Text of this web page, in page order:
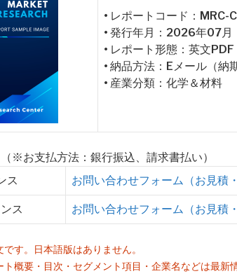
• レポートコード：
• 発行年月：2026年07月
• レポート形態：英文PDF
• 納品方法：Eメール（納
• 産業分類：化学＆材料
※お支払方法：銀行振込、請求書払い）
ス
お問い合わせフォーム（お見積
ス お問い合わせフォーム（お見積
す。日本語版はありません。
概要・目次・セグメント項目・企業名などは最新